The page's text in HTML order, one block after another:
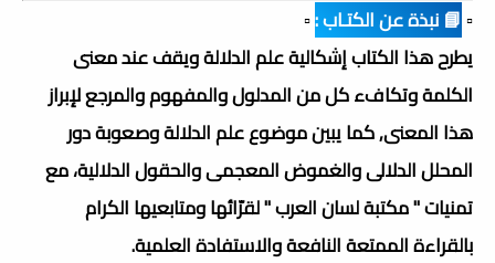
▫️📘 نبذة عن الكتـاب :▫️
يطرح هذا الكتاب إشكالية علم الدلالة ويقف عند معنى
الكلمة وتكافء كل من المدلول والمفهوم والمرجع لإبراز
هذا المعنى, كما يبين موضوع علم الدلالة وصعوبة دور
المحلل الدلالى والغموض المعجمى والحقول الدلالية، مع
تمنيات " مكتبة لسان العرب " لقرّائها ومتابعيها الكرام
بالقراءة الممتعة النافعة والاستفادة العلمية.